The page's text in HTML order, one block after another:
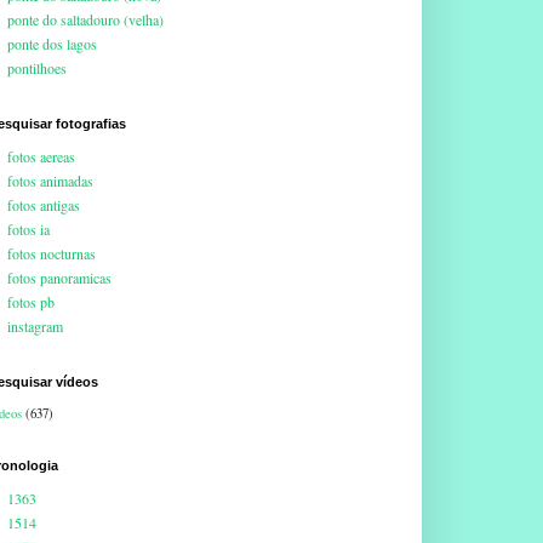
ponte do saltadouro (velha)
ponte dos lagos
pontilhoes
fotografias
fotos aereas
fotos animadas
fotos antigas
fotos ia
fotos nocturnas
fotos panoramicas
fotos pb
instagram
vídeos
(637)
1363
1514